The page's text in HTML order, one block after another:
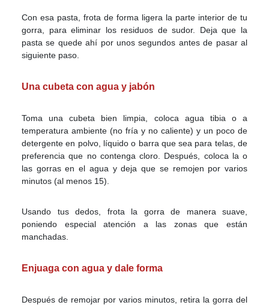
Con esa pasta, frota de forma ligera la parte interior de tu
gorra, para eliminar los residuos de sudor. Deja que la
pasta se quede ahí por unos segundos antes de pasar al
siguiente paso.
Una cubeta con agua y jabón
Toma una cubeta bien limpia, coloca agua tibia o a
temperatura ambiente (no fría y no caliente) y un poco de
detergente en polvo, líquido o barra que sea para telas, de
preferencia que no contenga cloro. Después, coloca la o
las gorras en el agua y deja que se remojen por varios
minutos (al menos 15).
Usando tus dedos, frota la gorra de manera suave,
poniendo especial atención a las zonas que están
manchadas.
Enjuaga con agua y dale forma
Después de remojar por varios minutos, retira la gorra del